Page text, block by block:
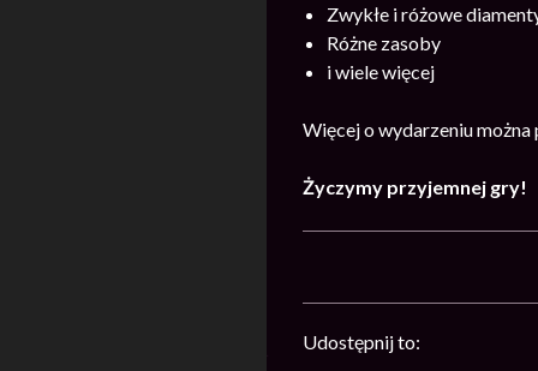
Zwykłe i różowe
Różne zasoby
i wiele więcej
Więcej o wydarzeniu
Życzymy przyjemnej gry!
Udostępnij to: